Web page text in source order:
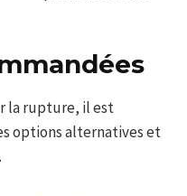
la rupture, il est
options alternatives et